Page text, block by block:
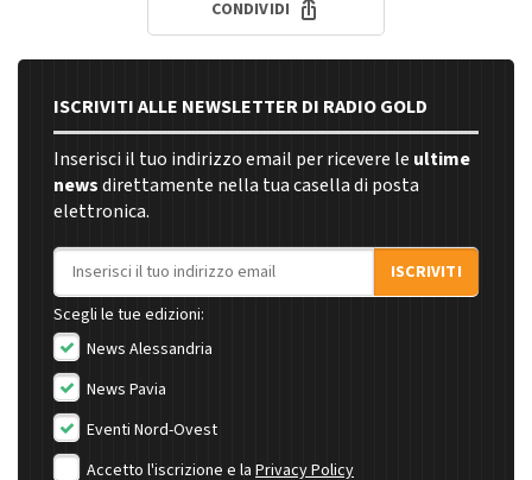
CONDIVIDI
ISCRIVITI ALLE NEWSLETTER DI RADIO GOLD
Inserisci il tuo indirizzo email per ricevere le ultime
newsdirettamente nella tua casella di posta
elettronica.
Indirizzo email
ISCRIVITI
Scegli le tue edizioni:
News Alessandria
News Pavia
Eventi Nord-Ovest
Accetto l'iscrizione e la Privacy Policy